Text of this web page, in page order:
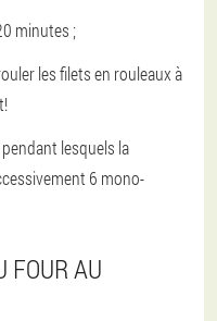
minutes ;
les filets en rouleaux à
lesquels la
6 mono-
FOUR AU